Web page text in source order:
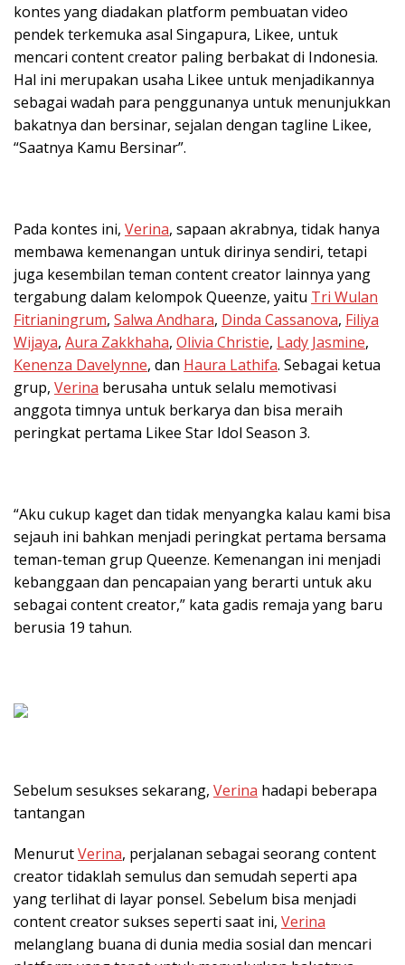
kontes yang diadakan platform pembuatan video
pendek terkemuka asal Singapura, Likee, untuk
mencari content creator paling berbakat di Indonesia.
Hal ini merupakan usaha Likee untuk menjadikannya
sebagai wadah para penggunanya untuk menunjukkan
bakatnya dan bersinar, sejalan dengan tagline Likee,
“Saatnya Kamu Bersinar”.
Pada kontes ini, Verina, sapaan akrabnya, tidak hanya
membawa kemenangan untuk dirinya sendiri, tetapi
juga kesembilan teman content creator lainnya yang
tergabung dalam kelompok Queenze, yaitu Tri Wulan
Fitrianingrum, Salwa Andhara, Dinda Cassanova, Filiya
Wijaya, Aura Zakkhaha, Olivia Christie, Lady Jasmine,
Kenenza Davelynne, dan Haura Lathifa. Sebagai ketua
grup, Verina berusaha untuk selalu memotivasi
anggota timnya untuk berkarya dan bisa meraih
peringkat pertama Likee Star Idol Season 3.
“Aku cukup kaget dan tidak menyangka kalau kami bisa
sejauh ini bahkan menjadi peringkat pertama bersama
teman-teman grup Queenze. Kemenangan ini menjadi
kebanggaan dan pencapaian yang berarti untuk aku
sebagai content creator,” kata gadis remaja yang baru
berusia 19 tahun.
Sebelum sesukses sekarang, Verina hadapi beberapa
tantangan
MenurutVerina, perjalanan sebagai seorang content
creator tidaklah semulus dan semudah seperti apa
yang terlihat di layar ponsel. Sebelum bisa menjadi
content creator sukses seperti saat ini, Verina
melanglang buana di dunia media sosial dan mencari